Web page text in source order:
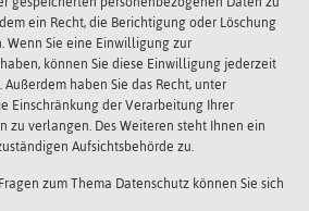
ein Recht, die Berichtigung oder Löschung
Wenn Sie eine Einwilligung zur
können Sie diese Einwilligung jederzeit
haben Sie das Recht, unter
Einschränkung der Verarbeitung Ihrer
zu verlangen. Des Weiteren steht Ihnen ein
Aufsichtsbehörde zu.
zum Thema Datenschutz können Sie sich